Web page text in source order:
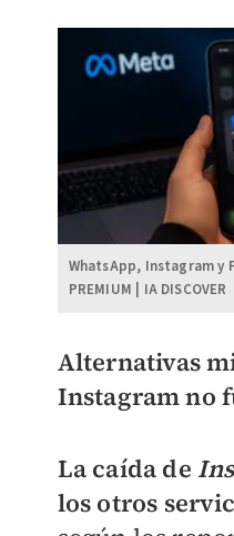
WhatsApp, Instagram y
PREMIUM | IA DISCOVER
Alternativas
Instagram no
La caída de
los otros